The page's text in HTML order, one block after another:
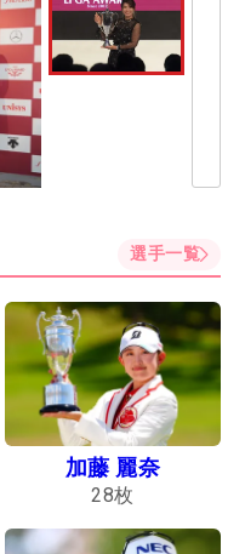
選手一覧
加藤 麗奈
28枚